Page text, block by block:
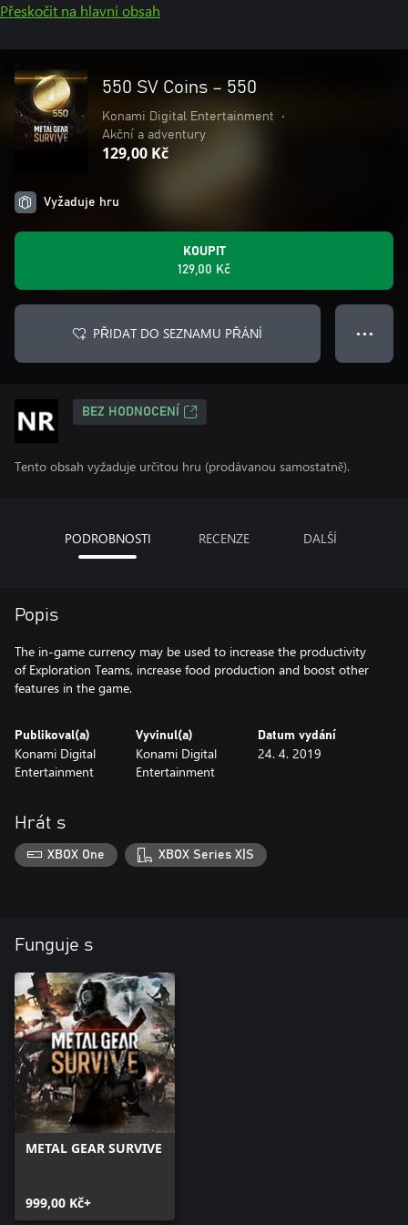
Přeskočit na hlavní obsah
550 SV Coins – 550
Konami Digital Entertainment
•
Akční a adventury
129,00 Kč
Vyžaduje hru
KOUPIT
129,00 Kč
PŘIDAT DO SEZNAMU PŘÁNÍ ● ● ●
BEZ HODNOCENÍ
Tento obsah vyžaduje určitou hru (prodávanou samostatně).
PODROBNOSTI RECENZE DALŠÍ
Popis
The in-game currency may be used to increase the productivity
of Exploration Teams, increase food production and boost other
features in the game.
Publikoval(a)
Konami Digital
Entertainment
Vyvinul(a)
Konami Digital
Entertainment
Datum vydání
24. 4. 2019
Hrát s
XBOX One XBOX Series X|S
Funguje s
METAL GEAR SURVIVE
999,00 Kč+